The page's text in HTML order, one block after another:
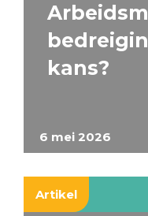
6 mei 2026
kans?
Artikel